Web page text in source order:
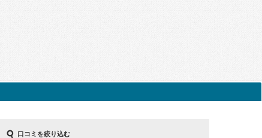
口コミを絞り込む